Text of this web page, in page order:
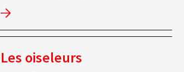
Les oiseleurs